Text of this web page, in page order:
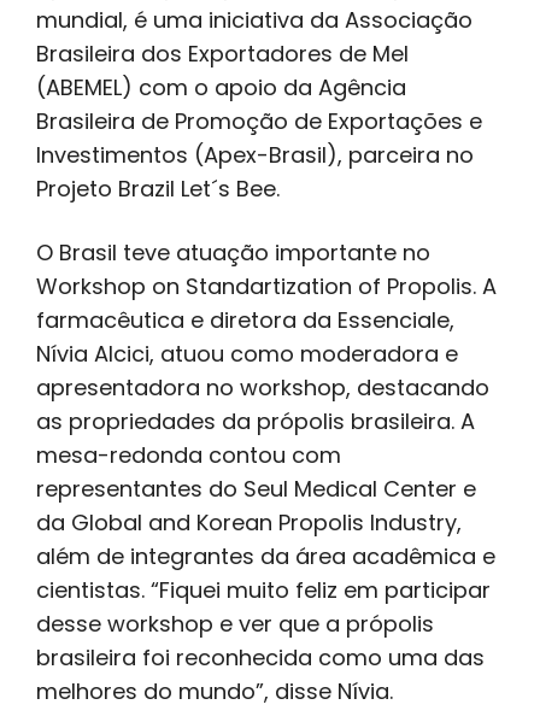
mundial, é uma iniciativa da Associação
Brasileira dos Exportadores de Mel
(ABEMEL) com o apoio da Agência
Brasileira de Promoção de Exportações e
Investimentos (Apex-Brasil), parceira no
Projeto Brazil Let´s Bee.
O Brasil teve atuação importante no
Workshop on Standartization of Propolis. A
farmacêutica e diretora da Essenciale,
Nívia Alcici, atuou como moderadora e
apresentadora no workshop, destacando
as propriedades da própolis brasileira. A
mesa-redonda contou com
representantes do Seul Medical Center e
da Global and Korean Propolis Industry,
além de integrantes da área acadêmica e
cientistas. “Fiquei muito feliz em participar
desse workshop e ver que a própolis
brasileira foi reconhecida como uma das
melhores do mundo”, disse Nívia.